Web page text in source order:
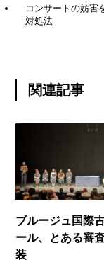
コンサートの妨害
対処法
関連記事
ブルージュ国際
ール、とある審
装